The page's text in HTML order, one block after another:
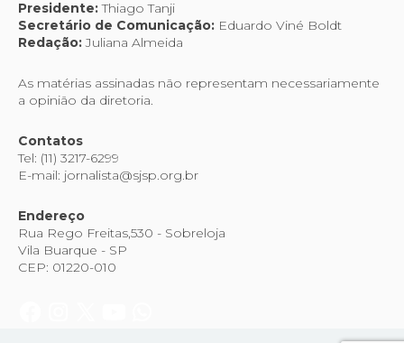
Presidente:Thiago Tanji
Secretário de Comunicação: Eduardo Viné Boldt
Redação:Juliana Almeida
As matérias assinadas não representam necessariamente
a opinião da diretoria.
Contatos
Tel: (11) 3217-6299
E-mail: jornalista@sjsp.org.br
Endereço
Rua Rego Freitas,530 - Sobreloja
Vila Buarque - SP
CEP: 01220-010